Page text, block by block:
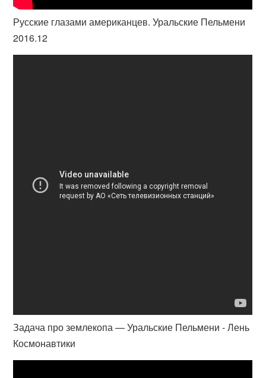
Русские глазами американцев. Уральские Пельмени
2016.12
Задача про землекопа — Уральские Пельмени - Лень
Космонавтики